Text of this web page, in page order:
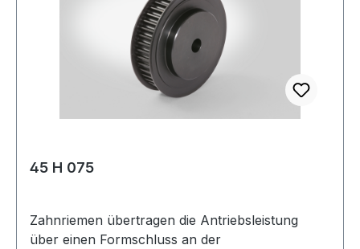
Zähnezahl: 26 Außendurchmesser Da: 78,07
mmmm Wirkdurchmesser Dw: 78,83 mmmm
Type: 8F Material: Stahl Taperbuchse: 1108
Hersteller: ConCar Teilung mm: 9,525 mmmm
45 H 075
Zahnriemen übertragen die Antriebsleistung
über einen Formschluss an der